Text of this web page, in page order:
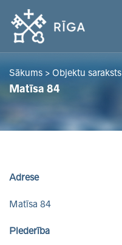
Sākums > Objektu saraksts
Matīsa 84
Adrese
Matīsa 84
Piederība